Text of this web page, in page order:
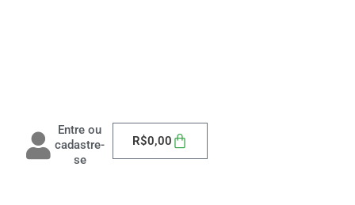
Entre ou
cadastre-
se
R$0,00 Carrinho